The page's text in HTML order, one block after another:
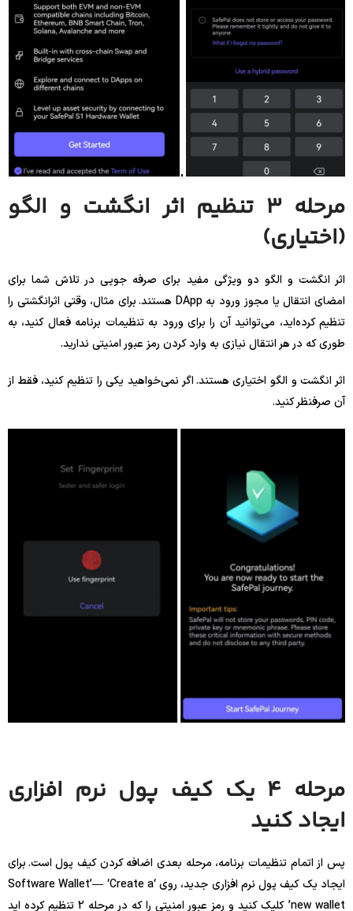
مرحله 3 تنظیم اثر انگشت و الگو
(اختیاری)
اثر انگشت و الگو دو ویژگی مفید برای صرفه جویی در تلاش شما برای
امضای انتقال یا مجوز ورود به DApp هستند. برای مثال، وقتی اثرانگشتی را
تنظیم کرده‌اید، می‌توانید آن را برای ورود به تنظیمات برنامه فعال کنید، به
طوری که در هر انتقال نیازی به وارد کردن رمز عبور امنیتی ندارید.
اثر انگشت و الگو اختیاری هستند. اگر نمی‌خواهید یکی را تنظیم کنید، فقط از
آن صرفنظر کنید.
مرحله 4 یک کیف پول نرم افزاری
ایجاد کنید
پس از اتمام تنظیمات برنامه، مرحله بعدی اضافه کردن کیف پول است. برای
ایجاد یک کیف پول نرم افزاری جدید، روی ‘Software Wallet’— ‘Create a
new wallet’ کلیک کنید و رمز عبور امنیتی را که در مرحله 2 تنظیم کرده اید